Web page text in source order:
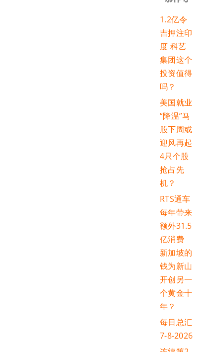
1.2亿令
吉押注印
度 科艺
集团这个
投资值得
吗？
美国就业
“降温”马
股下周或
迎风再起
4只个股
抢占先
机？
RTS通车
每年带来
额外31.5
亿消费
新加坡的
钱为新山
开创另一
个黄金十
年？
每日总汇
7-8-2026